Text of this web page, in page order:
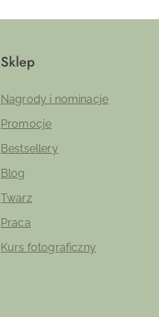
Sklep
Nagrody i nominacje
Promocje
Bestsellery
Blog
Twarz
Praca
Kurs fotograficzny